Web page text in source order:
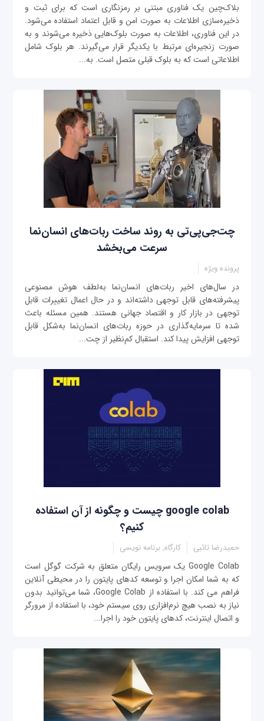
بلاک‌چین یک فناوری مبتنی بر رمزنگاری است که برای ثبت و
ذخیره‌سازی اطلاعات به صورت امن و قابل اعتماد استفاده می‌شود.
در این فناوری، اطلاعات به صورت بلوک‌هایی ذخیره می‌شوند و به
صورت زنجیره‌ای مرتبط با یکدیگر قرار می‌گیرند. هر بلوک شامل
اطلاعاتی است که به بلوک قبلی متصل است. به...
چت‌جی‌پی‌تی به روند ساخت ربات‌های انسان‌نما
سرعت می‌بخشد
پرونده ویژه
در سال‌های اخیر ربات‌های انسان‌نما به‌‌لطف هوش مصنوعی
پیشرفته‌های قابل توجهی داشته‌اند و در حال اعمال تغییرات قابل
‌توجهی در بازار کار و اقتصاد جهانی هستند. همین مسئله باعث
شده تا سرمایه‌گذاری در حوزه‌ ربات‌های انسان‌نما به‌شکل قابل
توجهی افزایش پیدا کند. استقبال کم‌نظیر از چت‌...
google colab چیست و چگونه از آن استفاده
کنیم؟
حمیدرضا تائبی کارگاه, برنامه نویسی
Google Colab یک سرویس رایگان متعلق به شرکت گوگل است
که به شما امکان اجرا و توسعه کدهای پایتون را در محیطی آنلاین
فراهم می کند. با استفاده از Google Colab، شما می‌توانید بدون
نیاز به نصب هیچ نرم‌افزاری روی سیستم خود، با استفاده از مرورگر
و اتصال اینترنت، کدهای پایتون خود را اجرا...